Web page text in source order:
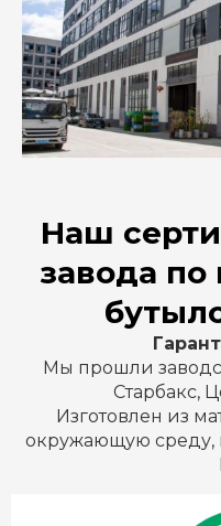
Наш
завода по
Мы прошли
Старбакс,
Изготовлен из
окружающую среду,